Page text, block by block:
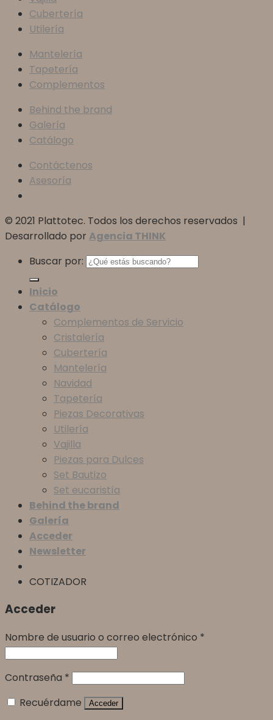
Cubertería
Utilería
Mantelería
Tapetería
Complementos
Behind the brand
Galería
Catálogo
Contáctenos
Asesoría
© 2021 Plattotec. Todos los derechos reservados |
Desarrollado por Agencia THINK
Buscar por:
Inicio
Catálogo
Complementos de Servicio
Cristalería
Cubertería
Mantelería
Navidad
Tapetería
Piezas Decorativas
Utilería
Vajilla
Piezas para Dulces
Set Bautizo
Set eucaristía
Behind the brand
Galería
Acceder
Newsletter
COTIZADOR
Acceder
Nombre de usuario o correo electrónico *
Contraseña *
Recuérdame
Acceder